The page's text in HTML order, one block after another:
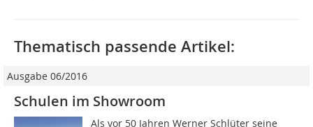
Thematisch passende Artikel:
Ausgabe 06/2016
Schulen im Showroom
Als vor 50 Jahren Werner Schlüter seine